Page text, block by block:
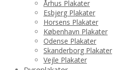
Århus Plakater
Esbjerg Plakater
Horsens Plakater
København Plakater
Odense Plakater
Skanderborg Plakater
Vejle Plakater